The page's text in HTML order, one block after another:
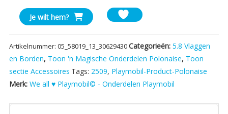
Playmobil
Piratenvlag
aantal
Je wilt hem?
Artikelnummer: 05_58019_13_30629430Categorieën: 5.8 Vlaggen
en Borden, Toon 'n Magische Onderdelen Polonaise, Toon
sectie Accessoires Tags: 2509, Playmobil-Product-Polonaise
Merk: We all ♥ Playmobil© - Onderdelen Playmobil